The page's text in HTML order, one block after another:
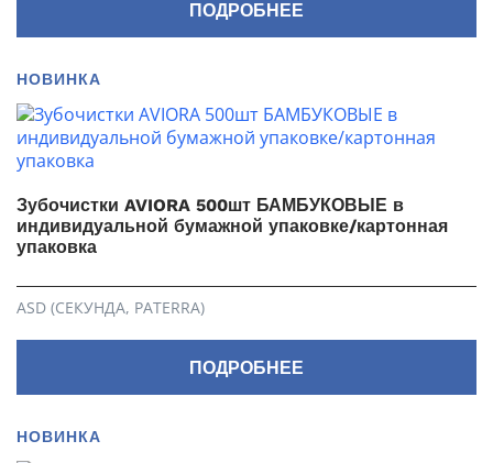
ПОДРОБНЕЕ
НОВИНКА
Зубочистки AVIORA 500шт БАМБУКОВЫЕ в
индивидуальной бумажной упаковке/картонная
упаковка
ASD (СЕКУНДА, PATERRA)
ПОДРОБНЕЕ
НОВИНКА